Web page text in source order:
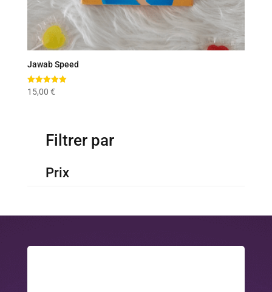
Jawab Speed
Note
5.00
15,00 €
Filtrer par
Prix